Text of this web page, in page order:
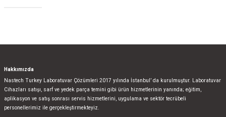
Hakkımızda
Nastech Turkey Laboratuvar Çözümleri 2017 yılında İstanbul’ da kurulmuştur. Laboratuvar
Cihazları satışı, sarf ve yedek parça temini gibi ürün hizmetlerinin yanında; eğitim,
aplikasyon ve satış sonrası servis hizmetlerini, uygulama ve sektör tecrübeli
personellerimiz ile gerçekleştirmekteyiz.